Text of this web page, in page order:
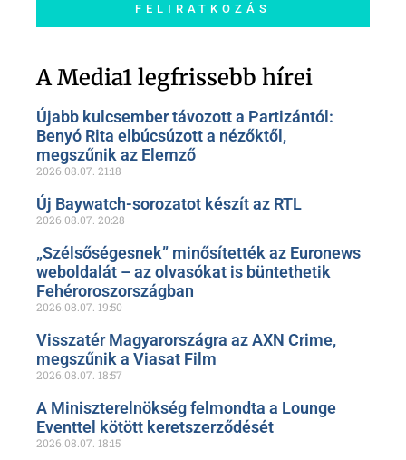
FELIRATKOZÁS
oldalunkon!
A Media1 legfrissebb hírei
Újabb kulcsember távozott a Partizántól:
Benyó Rita elbúcsúzott a nézőktől,
megszűnik az Elemző
2026.08.07. 21:18
Új Baywatch-sorozatot készít az RTL
2026.08.07. 20:28
„Szélsőségesnek” minősítették az Euronews
weboldalát – az olvasókat is büntethetik
Fehéroroszországban
2026.08.07. 19:50
Visszatér Magyarországra az AXN Crime,
megszűnik a Viasat Film
2026.08.07. 18:57
A Miniszterelnökség felmondta a Lounge
Eventtel kötött keretszerződését
2026.08.07. 18:15